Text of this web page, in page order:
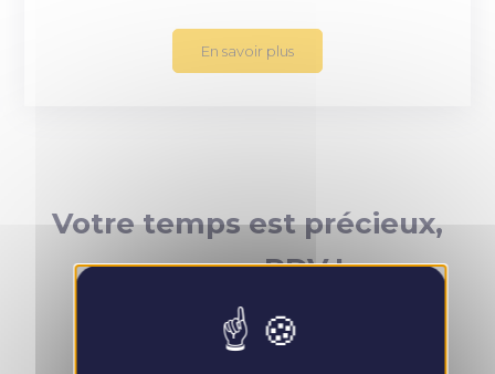
En savoir plus
Votre temps est précieux,
prenez RDV !